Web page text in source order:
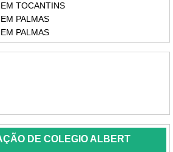
TOCANTINS
PALMAS
PALMAS
DE COLEGIO ALBERT